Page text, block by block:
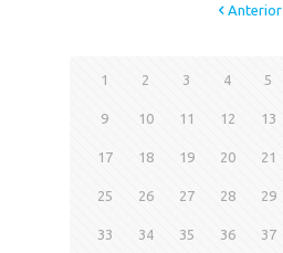
Anterior
1 2 3 4 5
9 10 11 12 13
17 18 19 20 21
25 26 27 28 29
33 34 35 36 37